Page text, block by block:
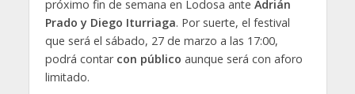
próximo fin de semana en Lodosa ante Adrián
Prado y Diego Iturriaga. Por suerte, el festival
que será el sábado, 27 de marzo a las 17:00,
podrá contar con público aunque será con aforo
limitado.